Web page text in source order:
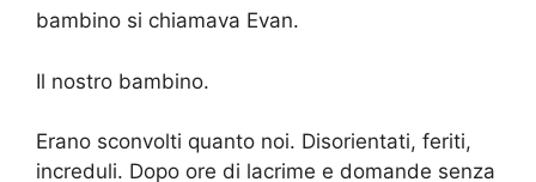
bambino si chiamava Evan.
Il nostro bambino.
Erano sconvolti quanto noi. Disorientati, feriti,
increduli. Dopo ore di lacrime e domande senza